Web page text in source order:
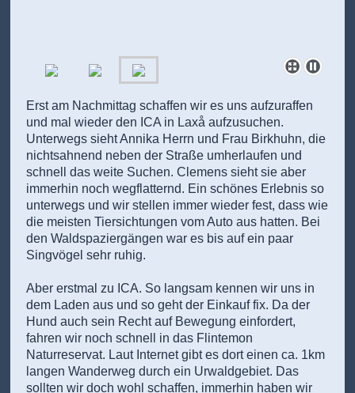
Erst am Nachmittag schaffen wir es uns aufzuraffen
und mal wieder den ICA in Laxå aufzusuchen.
Unterwegs sieht Annika Herrn und Frau Birkhuhn, die
nichtsahnend neben der Straße umherlaufen und
schnell das weite Suchen. Clemens sieht sie aber
immerhin noch wegflatternd. Ein schönes Erlebnis so
unterwegs und wir stellen immer wieder fest, dass wie
die meisten Tiersichtungen vom Auto aus hatten. Bei
den Waldspaziergängen war es bis auf ein paar
Singvögel sehr ruhig.
Aber erstmal zu ICA. So langsam kennen wir uns in
dem Laden aus und so geht der Einkauf fix. Da der
Hund auch sein Recht auf Bewegung einfordert,
fahren wir noch schnell in das Flintemon
Naturreservat. Laut Internet gibt es dort einen ca. 1km
langen Wanderweg durch ein Urwaldgebiet. Das
sollten wir doch wohl schaffen, immerhin haben wir